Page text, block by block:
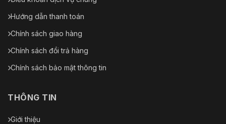
Hướng dẫn thanh toán
Chính sách giao hàng
Chính sách đổi trả hàng
Chính sách bảo mật thông tin
THÔNG TIN
Giới thiệu